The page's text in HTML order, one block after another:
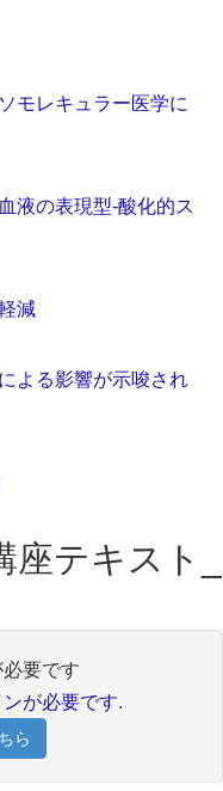
モレキュラー医学に
液の表現型‐酸化的ス
減
よる影響が示唆され
テキスト_
要です
ンが必要です.
ら